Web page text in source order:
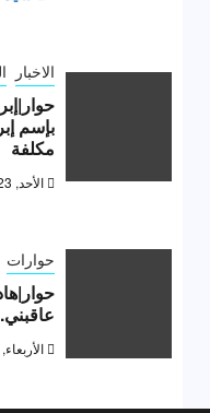
الاخبار
بإسم
مكلفة
الأحد, 23 يوليو 2023, 3:48 م
حوارات
الأربعاء, 12 يوليو 2023, 4:08 م